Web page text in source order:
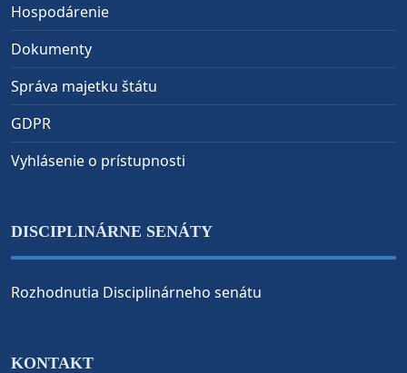
Hospodárenie
Dokumenty
Správa majetku štátu
GDPR
Vyhlásenie o prístupnosti
DISCIPLINÁRNE SENÁTY
Rozhodnutia Disciplinárneho senátu
KONTAKT